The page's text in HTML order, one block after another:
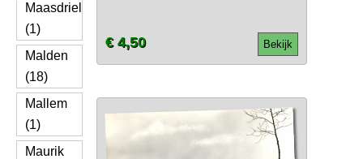
Maasdriel
(1)
Malden
(18)
Mallem
(1)
Maurik
Bekijk
€ 4,50